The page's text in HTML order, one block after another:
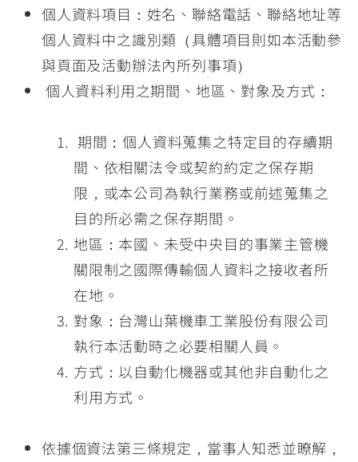
個人資料項目：姓名、聯絡電話、聯絡地址等
個人資料中之識別類（具體項目則如本活動參
與頁面及活動辦法內所列事項）
個人資料利用之期間、地區、對象及方式：
期間：個人資料蒐集之特定目的存續期
間、依相關法令或契約約定之保存期
限，或本公司為執行業務或前述蒐集之
目的所必需之保存期間。
地區：本國、未受中央目的事業主管機
關限制之國際傳輸個人資料之接收者所
在地。
對象：台灣山葉機車工業股份有限公司
執行本活動時之必要相關人員。
方式：以自動化機器或其他非自動化之
利用方式。
依據個資法第三條規定，當事人知悉並瞭解，